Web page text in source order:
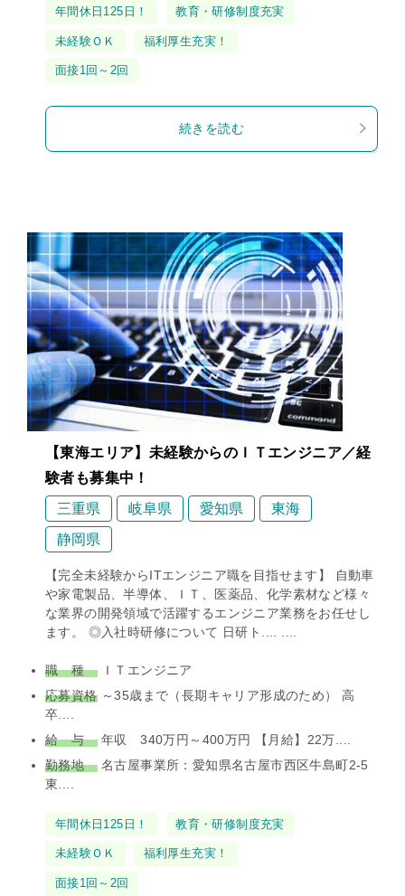
タ年間休日125日！ 教育・研修制度充実
未経験ＯＫ 福利厚生充実！
面接1回～2回
続きを読む
【東海エリア】未経験からのＩＴエンジニア／経
験者も募集中！
三重県
岐阜県 愛知県
東海
静岡県
【完全未経験からITエンジニア職を目指せます】 自動車
や家電製品、半導体、ＩＴ、医薬品、化学素材など様々
な業界の開発領域で活躍するエンジニア業務をお任せし
ます。 ◎入社時研修について 日研ト.... ....
職 種ＩＴエンジニア
応募資格～35歳まで（長期キャリア形成のため） 高
卒....
給 与年収 340万円～400万円 【月給】22万....
勤務地名古屋事業所：愛知県名古屋市西区牛島町2-5
東....
タ年間休日125日！ 教育・研修制度充実
未経験ＯＫ 福利厚生充実！
面接1回～2回